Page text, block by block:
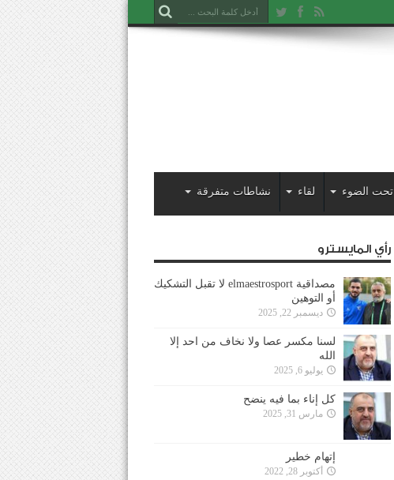
تحت الضوء لقاء نشاطات متفرقة
رأي المايسترو
مصداقية elmaestrosport لا تقبل التشكيك
أو التوهين
ديسمبر 22, 2025
لسنا مكسر عصا ولا نخاف من احد إلا
الله
يوليو 6, 2025
كل إناء بما فيه ينضح
مارس 31, 2025
إتهام خطير
أكتوبر 28, 2022